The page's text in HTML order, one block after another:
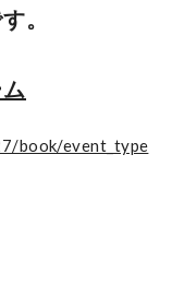
。
book/event_type